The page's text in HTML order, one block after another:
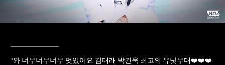
"와 너무너무너무 멋있어요 김태래 박건욱 최고의 유닛무대❤️❤️❤️